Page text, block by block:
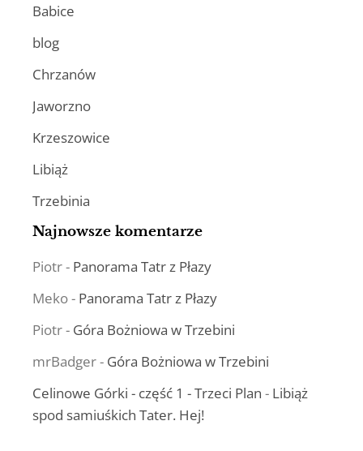
Babice
blog
Chrzanów
Jaworzno
Krzeszowice
Libiąż
Trzebinia
Najnowsze komentarze
Piotr- Panorama Tatr z Płazy
Meko- Panorama Tatr z Płazy
Piotr- Góra Bożniowa w Trzebini
mrBadger- Góra Bożniowa w Trzebini
Celinowe Górki - część 1 - Trzeci Plan - Libiąż
spod samiuśkich Tater. Hej!